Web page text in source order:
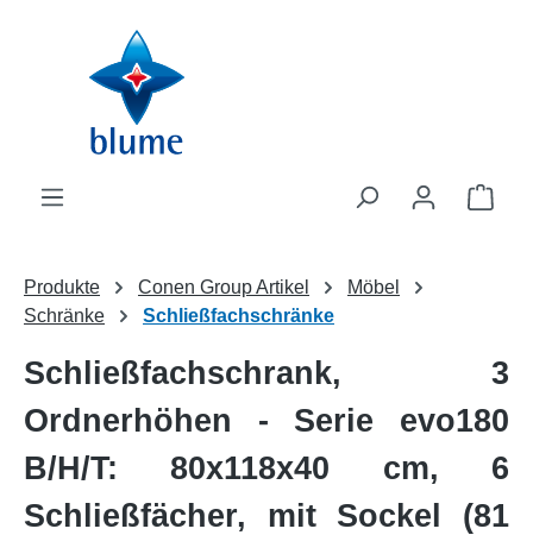
Zum Hauptinhalt springen
Produkte Conen Group Artikel
Möbel
Schränke
Schließfachschränke
Schließfachschrank, 3
Ordnerhöhen - Serie evo180
B/H/T: 80x118x40 cm, 6
Schließfächer, mit Sockel (81